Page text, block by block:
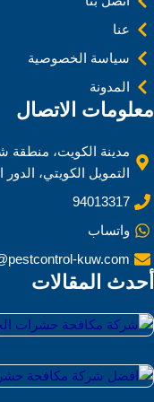
عنا
سياسة الخصوصية
المدونة
معلومات الاتصال
التمويل الكويتي،
94013317
واتساب
kuw.com
أحدث المقالات